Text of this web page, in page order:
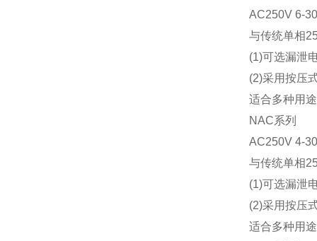
AC250V 6-
与传统单相
(1)可选漏泄
(2)采用按压
适合多种用
NAC系列
AC250V 4-
与传统单相
(1)可选漏泄
(2)采用按压
适合多种用